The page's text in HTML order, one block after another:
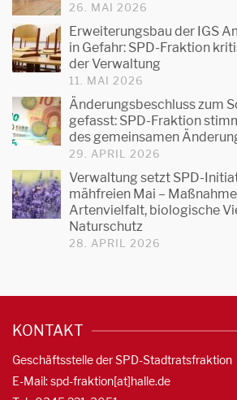
26. MAI 2026
Erweiterungsbau der IGS
in Gefahr: SPD-Fraktion
der Verwaltung
11. MAI 2026
Änderungsbeschluss zum
gefasst: SPD-Fraktion
des gemeinsamen
29. APRIL 2026
Verwaltung setzt SPD-
mähfreien Mai –
Artenvielfalt, biologische
Naturschutz
28. APRIL 2026
KONTAKT
Geschäftsstelle der SPD-Stadtratsfraktion
E-Mail: spd-fraktion[at]halle.de